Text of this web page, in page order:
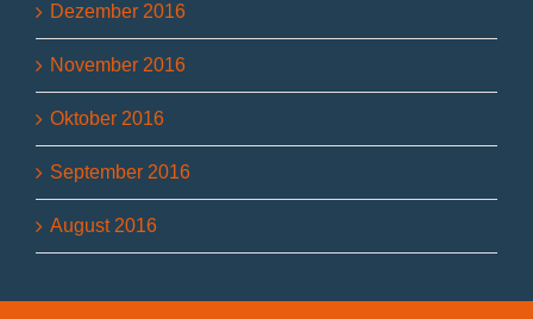
Dezember 2016
November 2016
Oktober 2016
September 2016
August 2016